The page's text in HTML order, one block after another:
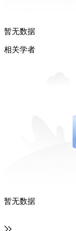
暂无数据
相关学者
暂无数据